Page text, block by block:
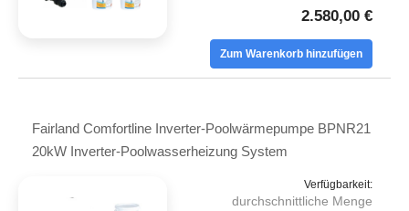
2.580,00 €
Zum Warenkorb hinzufügen
Fairland Comfortline Inverter-Poolwärmepumpe BPNR21
20kW Inverter-Poolwasserheizung System
Verfügbarkeit:
durchschnittliche Menge